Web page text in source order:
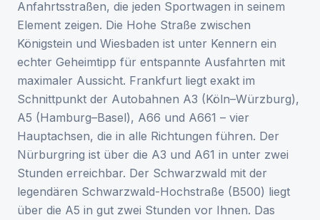
Anfahrtsstraßen, die jeden Sportwagen in seinem
Element zeigen. Die Hohe Straße zwischen
Königstein und Wiesbaden ist unter Kennern ein
echter Geheimtipp für entspannte Ausfahrten mit
maximaler Aussicht. Frankfurt liegt exakt im
Schnittpunkt der Autobahnen A3 (Köln–Würzburg),
A5 (Hamburg–Basel), A66 und A661 – vier
Hauptachsen, die in alle Richtungen führen. Der
Nürburgring ist über die A3 und A61 in unter zwei
Stunden erreichbar. Der Schwarzwald mit der
legendären Schwarzwald-Hochstraße (B500) liegt
über die A5 in gut zwei Stunden vor Ihnen. Das